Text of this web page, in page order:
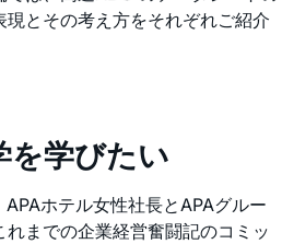
とその考え方をそれぞれご紹介
を学びたい
ホテル女性社長とAPAグルー
までの企業経営奮闘記のコミッ